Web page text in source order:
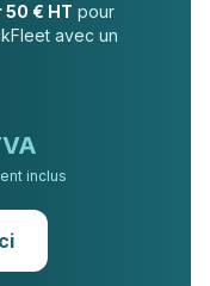
€ HT pour
avec un
inclus